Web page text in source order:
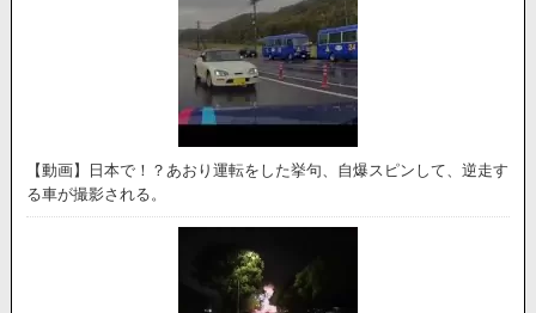
【動画】日本で！？あおり運転をした挙句、自爆スピンして、逆走す
る車が撮影される。